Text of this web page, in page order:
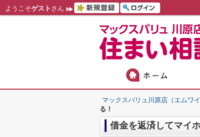
ようこそゲスト さん
マックスバリュ川原店（エムワイ
る！
借金を返済してマイ